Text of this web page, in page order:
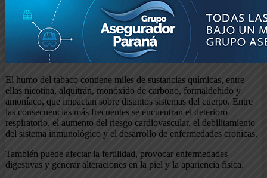
El humo del tabaco contiene miles de sustancias químicas, entre
ellas nicotina, alquitrán, monóxido de carbono, formaldehído y
amoníaco, que impactan sobre distintos sistemas del cuerpo. Entre
las consecuencias más frecuentes se encuentran el deterioro
respiratorio, el aumento del riesgo cardiovascular, el debilitamiento
del sistema inmunológico y el desarrollo de enfermedades crónicas.
También puede afectar la fertilidad, provocar enfermedades
digestivas y generar alteraciones en la piel y la apariencia física.